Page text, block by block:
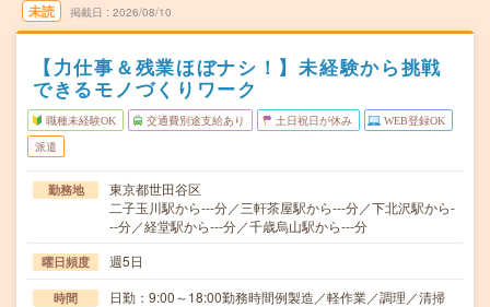
未読 掲載日 2026/08/10
【力仕事＆残業ほぼナシ！】未経験から挑戦
できるモノづくりワーク
職種未経験OK 交通費別途支給あり 土日祝日が休み WEB登録OK
派遣
勤務地
東京都世田谷区
二子玉川駅から---分／三軒茶屋駅から---分／下北沢駅から-
--分／経堂駅から---分／千歳烏山駅から---分
曜日頻度 週5日
時間 日勤：9:00～18:00勤務時間例製造／軽作業／調理／清掃